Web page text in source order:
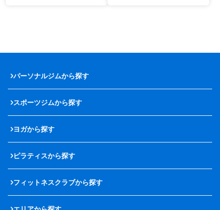
パーソナルジムから探す
スポーツジムから探す
ヨガから探す
ピラティスから探す
フィットネスクラブから探す